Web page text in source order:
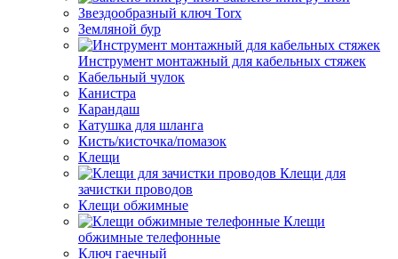
Звездообразный ключ Torx
Земляной бур
Инструмент монтажный для кабельных стяжек
Кабельный чулок
Канистра
Карандаш
Катушка для шланга
Кисть/кисточка/помазок
Клещи
Клещи для
зачистки проводов
Клещи обжимные
Клещи
обжимные телефонные
Ключ гаечный